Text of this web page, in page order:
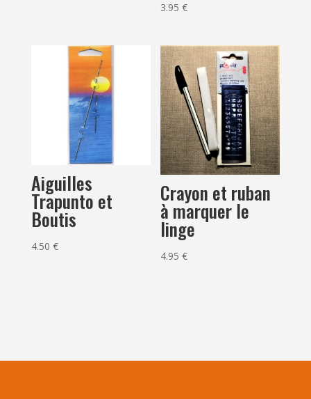
3.95€
Aiguilles
Trapunto et
Boutis
4.50 €
Crayon et ruban
à marquer le
linge
4.95€